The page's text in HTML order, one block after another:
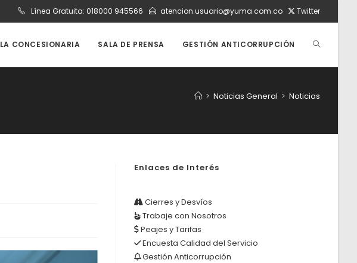
Línea Gratuita: 018000 945566 atencion.usuario@yuma.com.co Twitter
LA CONCESIONARIA SALA DE PRENSA GESTIÓN ANTICORRUPCIÓN ALTERNAR
DE
> Noticias General > Noticias
Enlaces de Interés
Cierres y Desvíos
Trabaje con Nosotros
Peajes y Tarifas
Encuesta Calidad del Servicio
Gestión Anticorrupción